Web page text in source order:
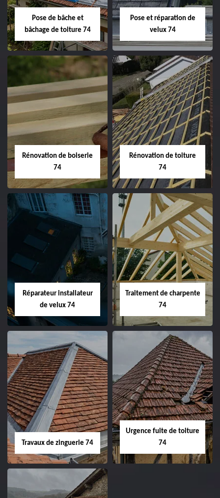
Pose de bâche et
bâchage de toiture 74
Pose et réparation de
velux 74
Rénovation de boiserie
74
Rénovation de toiture
74
Réparateur installateur
de velux 74
Traitement de charpente
74
Travaux de zinguerie 74
Urgence fuite de toiture
74